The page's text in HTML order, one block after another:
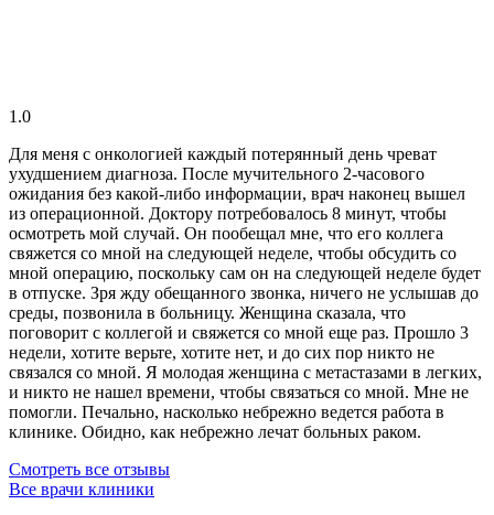
1.0
Для меня с онкологией каждый потерянный день чреват
ухудшением диагноза. После мучительного 2-часового
ожидания без какой-либо информации, врач наконец вышел
из операционной. Доктору потребовалось 8 минут, чтобы
осмотреть мой случай. Он пообещал мне, что его коллега
свяжется со мной на следующей неделе, чтобы обсудить со
мной операцию, поскольку сам он на следующей неделе будет
в отпуске. Зря жду обещанного звонка, ничего не услышав до
среды, позвонила в больницу. Женщина сказала, что
поговорит с коллегой и свяжется со мной еще раз. Прошло 3
недели, хотите верьте, хотите нет, и до сих пор никто не
связался со мной. Я молодая женщина с метастазами в легких,
и никто не нашел времени, чтобы связаться со мной. Мне не
помогли. Печально, насколько небрежно ведется работа в
клинике. Обидно, как небрежно лечат больных раком.
Смотреть все отзывы
Все врачи клиники